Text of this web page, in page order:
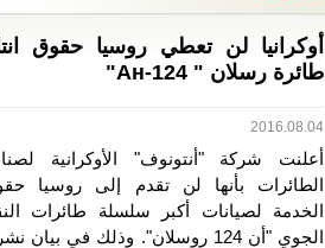
أوكرانيا لن تعطي روسيا حقوق
طائرة رسلان " Ан-124"
2016.08.04
أعلنت شركة "أنتونوف" الأوكرانية
الطائرات بأنها لن تقدم إلى روسيا
الخدمة لصيانات أكبر سلسلة طائرات
الجوي "أن 124 روسلان". وذلك في بيان